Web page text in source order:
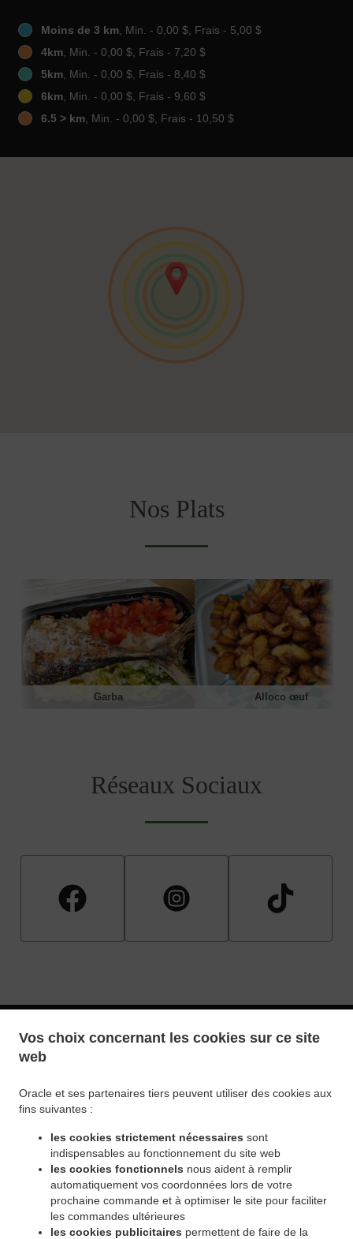
Vos choix concernant les cookies sur ce site
web
Oracle et ses partenaires tiers peuvent utiliser des cookies aux
fins suivantes :
les cookies strictement nécessaires sont
indispensables au fonctionnement du site web
les cookies fonctionnels nous aident à remplir
automatiquement vos coordonnées lors de votre
prochaine commande et à optimiser le site pour faciliter
les commandes ultérieures
les cookies publicitaires permettent de faire de la
Moins de 3 km , Min. - 0,00 $, Frais - 5,00 $
4km , Min. - 0,00 $, Frais - 7,20 $
5km , Min. - 0,00 $, Frais - 8,40 $
6km , Min. - 0,00 $, Frais - 9,60 $
6.5 > km , Min. - 0,00 $, Frais - 10,50 $
Nos Plats
Garba Alloco œuf
Réseaux Sociaux
Politique de confidentialité . Conditions d'utilisation
Modifications de la politique en matière de cookies
340 Provencher blvd, Winnipeg, MB R2H0G7, Canada
+1 204-590-9330